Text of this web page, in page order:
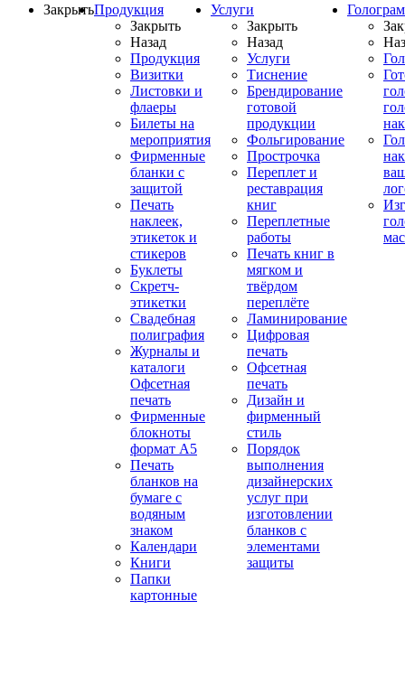
ЗакрытьПродукция
Закрыть
Назад
Продукция
Визитки
Листовки и
флаеры
Билеты на
мероприятия
Фирменные
бланки с
защитой
Печать
наклеек,
этикеток и
стикеров
Буклеты
Скретч-
этикетки
Свадебная
полиграфия
Журналы и
каталоги
Офсетная
печать
Фирменные
блокноты
формат А5
Печать
бланков на
бумаге с
водяным
знаком
Календари
Книги
Папки
картонные
Услуги
Закрыть
Назад
Услуги
Тиснение
Брендирование
готовой
продукции
Фольгирование
Прострочка
Переплет и
реставрация
книг
Переплетные
работы
Печать книг в
мягком и
твёрдом
переплёте
Ламинирование
Цифровая
печать
Офсетная
печать
Дизайн и
фирменный
стиль
Порядок
выполнения
дизайнерских
услуг при
изготовлении
бланков с
элементами
защиты